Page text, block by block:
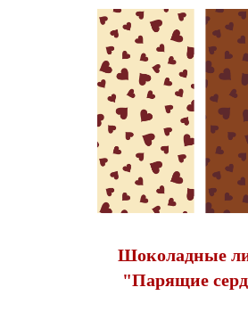
Шоколадные
"Парящие